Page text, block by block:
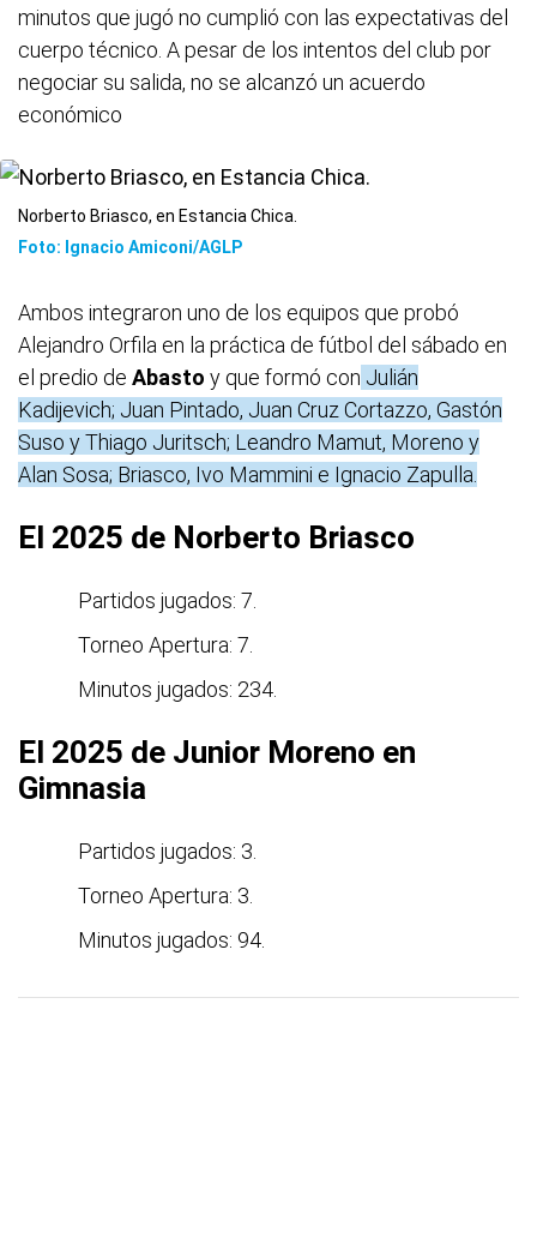
minutos que jugó no cumplió con las expectativas del
cuerpo técnico. A pesar de los intentos del club por
negociar su salida, no se alcanzó un acuerdo
económico
Norberto Briasco, en Estancia Chica.
Foto: Ignacio Amiconi/AGLP
Ambos integraron uno de los equipos que probó
Alejandro Orfila en la práctica de fútbol del sábado en
el predio de Abasto y que formó con Julián
Kadijevich; Juan Pintado, Juan Cruz Cortazzo, Gastón
Suso y Thiago Juritsch; Leandro Mamut, Moreno y
Alan Sosa; Briasco, Ivo Mammini e Ignacio Zapulla.
El 2025 de Norberto Briasco
Partidos jugados: 7.
Torneo Apertura: 7.
Minutos jugados: 234.
El 2025 de Junior Moreno en
Gimnasia
Partidos jugados: 3.
Torneo Apertura: 3.
Minutos jugados: 94.